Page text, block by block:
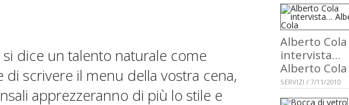
dice un talento naturale come
di scrivere il menu della vostra cena,
apprezzeranno di più lo stile e
Alberto Cola
intervista…
Alberto Cola
SERVIZI / 7/11/2010